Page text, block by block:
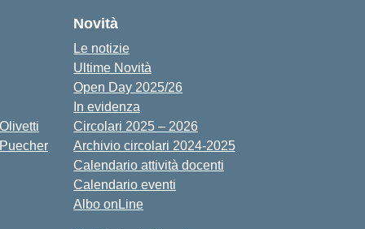
Novità
Le notizie
Ultime Novità
Open Day 2025/26
In evidenza
Circolari 2025 – 2026
Archivio circolari 2024-2025
Calendario attività docenti
Calendario eventi
Albo onLine